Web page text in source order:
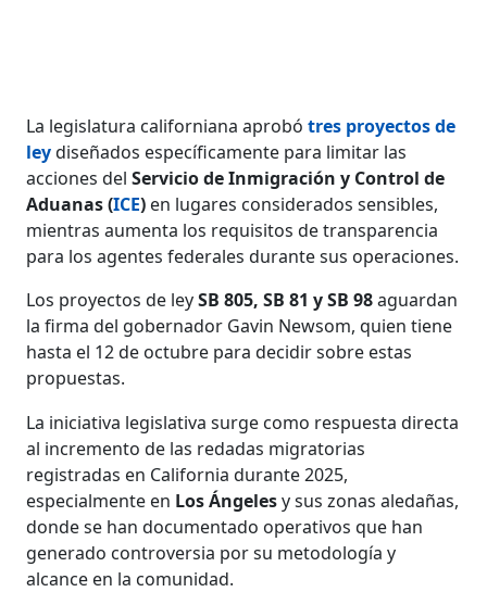
La legislatura californiana aprobótres proyectos de
leydiseñados específicamente para limitar las
acciones delServicio de Inmigración y Control de
Aduanas (ICE) en lugares considerados sensibles,
mientras aumenta los requisitos de transparencia
para los agentes federales durante sus operaciones.
Los proyectos de leySB 805, SB 81 y SB 98aguardan
la firma del gobernador Gavin Newsom, quien tiene
hasta el 12 de octubre para decidir sobre estas
propuestas.
La iniciativa legislativa surge como respuesta directa
al incremento de las redadas migratorias
registradas en California durante 2025,
especialmente en Los Ángelesy sus zonas aledañas,
donde se han documentado operativos que han
generado controversia por su metodología y
alcance en la comunidad.